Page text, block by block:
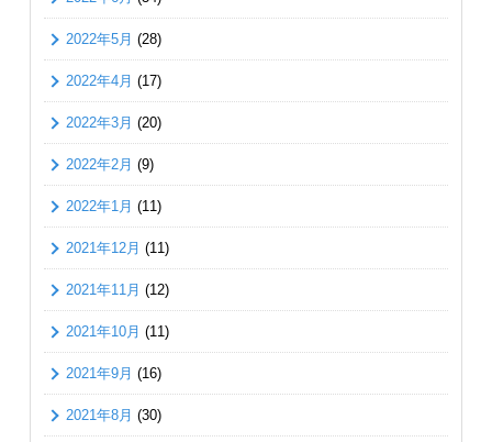
2022年5月 (28)
2022年4月 (17)
2022年3月 (20)
2022年2月 (9)
2022年1月 (11)
2021年12月 (11)
2021年11月 (12)
2021年10月 (11)
2021年9月 (16)
2021年8月 (30)